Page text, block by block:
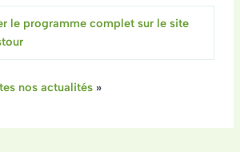
le programme complet sur le site
nos actualités»